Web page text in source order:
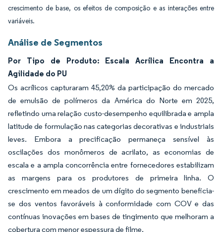
crescimento de base, os efeitos de composição e as interações entre
variáveis.
Análise de Segmentos
Por Tipo de Produto: Escala Acrílica Encontra a
Agilidade do PU
Os acrílicos capturaram 45,20% da participação do mercado
de emulsão de polímeros da América do Norte em 2025,
refletindo uma relação custo-desempenho equilibrada e ampla
latitude de formulação nas categorias decorativas e industriais
leves. Embora a precificação permaneça sensível às
oscilações dos monômeros de acrilato, as economias de
escala e a ampla concorrência entre fornecedores estabilizam
as margens para os produtores de primeira linha. O
crescimento em meados de um dígito do segmento beneficia-
se dos ventos favoráveis à conformidade com COV e das
contínuas inovações em bases de tingimento que melhoram a
cobertura com menor espessura de filme.